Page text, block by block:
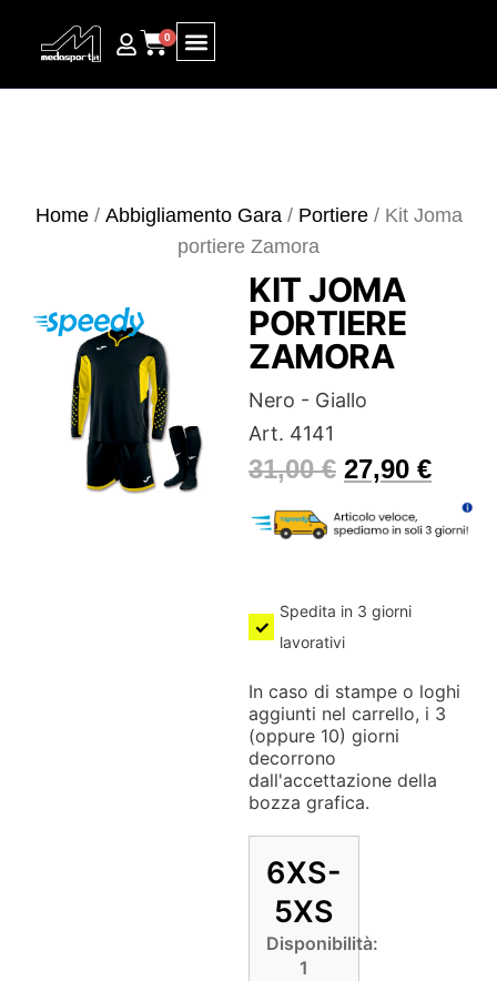
0
Home/ Abbigliamento Gara/ Portiere/ Kit Joma
portiere Zamora
KIT JOMA
PORTIERE
ZAMORA
Nero - Giallo
Art. 4141
31,00€ 27,90 €
Spedita in 3 giorni
lavorativi
In caso di stampe o loghi
aggiunti nel carrello, i 3
(oppure 10) giorni
decorrono
dall'accettazione della
bozza grafica.
6XS-
5XS
Disponibilità:
1